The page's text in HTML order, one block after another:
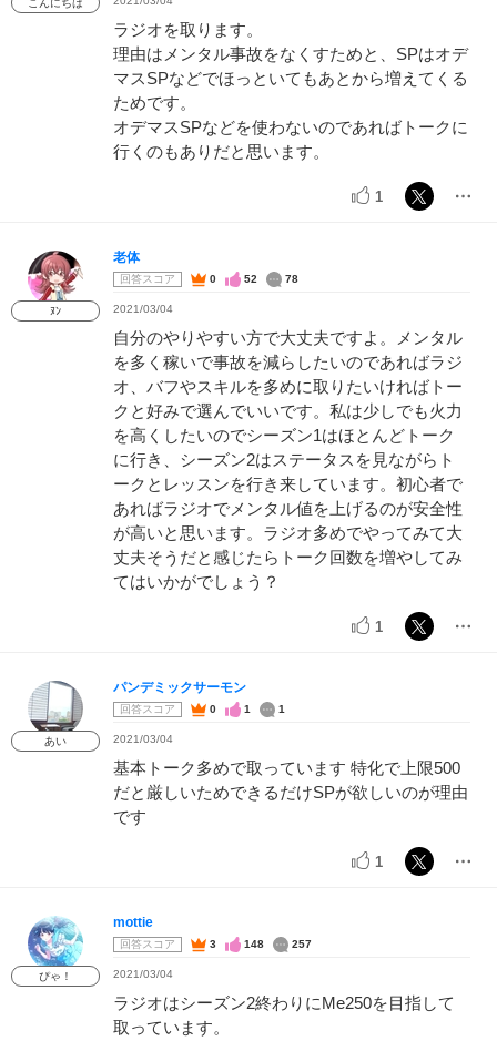
こんにちは
ラジオを取ります。
理由はメンタル事故をなくすためと、SPはオデ
マスSPなどでほっといてもあとから増えてくる
ためです。
オデマスSPなどを使わないのであればトークに
行くのもありだと思います。
1
ﾇﾝ
老体
回答スコア 0 52 78
2021/03/04
自分のやりやすい方で大丈夫ですよ。メンタル
を多く稼いで事故を減らしたいのであればラジ
オ、バフやスキルを多めに取りたいければトー
クと好みで選んでいいです。私は少しでも火力
を高くしたいのでシーズン1はほとんどトーク
に行き、シーズン2はステータスを見ながらト
ークとレッスンを行き来しています。初心者で
あればラジオでメンタル値を上げるのが安全性
が高いと思います。ラジオ多めでやってみて大
丈夫そうだと感じたらトーク回数を増やしてみ
てはいかがでしょう？
1
あい
パンデミックサーモン
回答スコア 0 1 1
2021/03/04
基本トーク多めで取っています 特化で上限500
だと厳しいためできるだけSPが欲しいのが理由
です
1
ぴゃ！
mottie
回答スコア 3 148 257
2021/03/04
ラジオはシーズン2終わりにMe250を目指して
取っています。